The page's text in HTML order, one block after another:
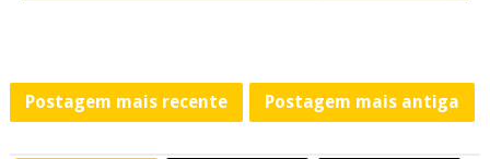
Postagem mais recente Postagem mais antiga